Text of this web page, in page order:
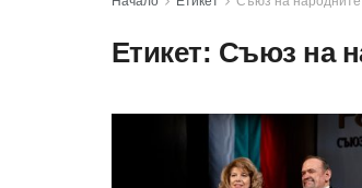
Етикет: Съюз на